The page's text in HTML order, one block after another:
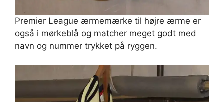
Premier League ærmemærke til højre ærme er
også i mørkeblå og matcher meget godt med
navn og nummer trykket på ryggen.